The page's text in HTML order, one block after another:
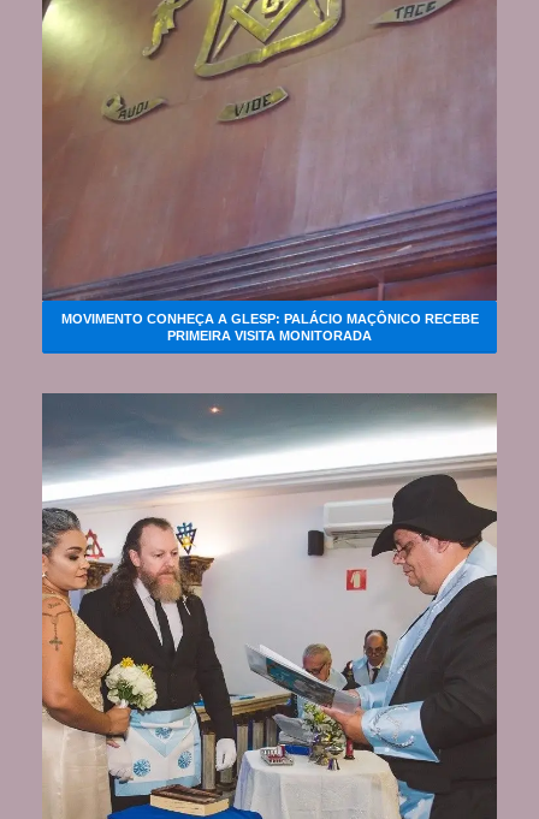
MOVIMENTO CONHEÇA A GLESP: PALÁCIO MAÇÔNICO RECEBE
PRIMEIRA VISITA MONITORADA